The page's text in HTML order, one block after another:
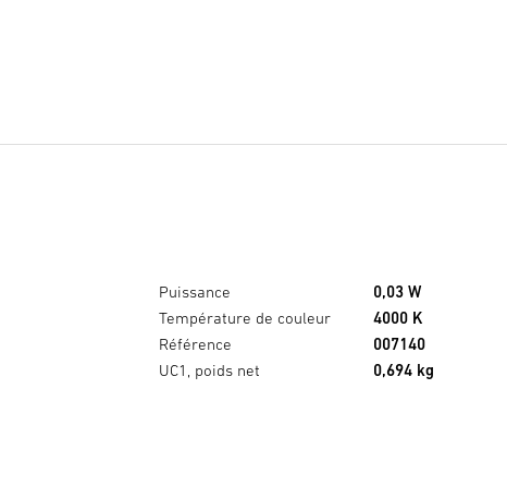
Puissance
0,03 W
Température de couleur
4000 K
Référence
007140
UC1, poids net
0,694 kg